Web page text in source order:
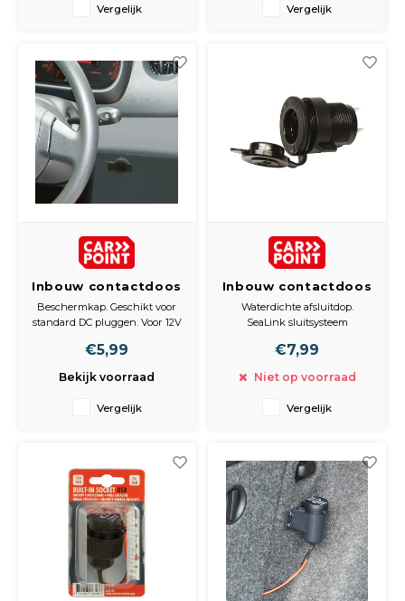
Vergelijk Vergelijk
Inbouw contactdoos
12-24V 16/8A
Beschermkap. Geschikt voor
standard DC pluggen. Voor 12V
€5,99
Bekijk voorraad
Vergelijk
Inbouw contactdoos
12V 20A
Waterdichte afsluitdop.
SeaLink sluitsysteem
standaard aanstekerpluggen.
€7,99
Niet op voorraad
Vergelijk